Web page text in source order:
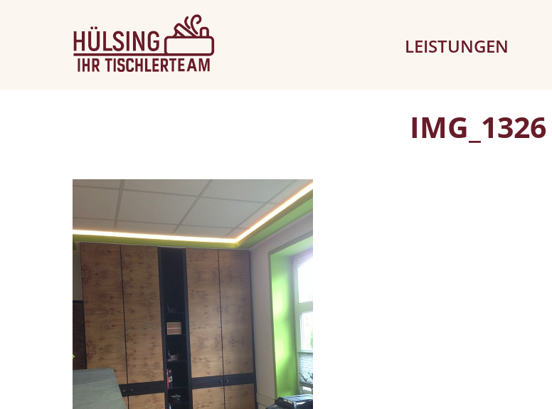
LEISTUNGEN
IMG_1326